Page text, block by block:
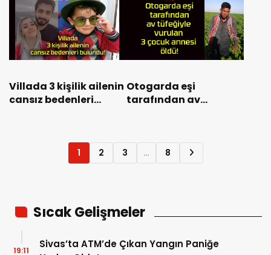
Villada 3 kişilik ailenin
cansız bedenleri
Otogarda eşi
tarafından av
1 2 3 … 8
Sıcak Gelişmeler
Sivas’ta ATM’de Çıkan Yangın Paniğe
19:11